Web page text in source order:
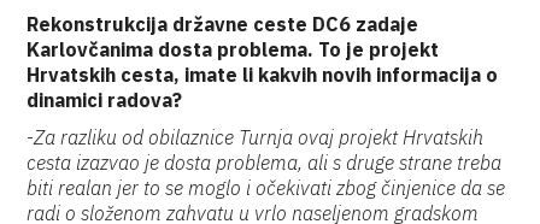
Rekonstrukcija državne ceste DC6 zadaje
Karlovčanima dosta problema. To je projekt
Hrvatskih cesta, imate li kakvih novih informacija o
dinamici radova?
-Za razliku od obilaznice Turnja ovaj projekt Hrvatskih
cesta izazvao je dosta problema, ali s druge strane treba
biti realan jer to se moglo i očekivati zbog činjenice da se
radi o složenom zahvatu u vrlo naseljenom gradskom